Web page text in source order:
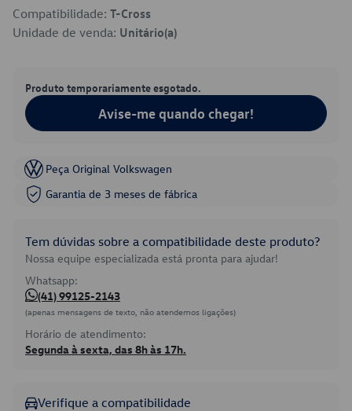
Compatibilidade: T-Cross
Unidade de venda: Unitário(a)
Produto temporariamente esgotado.
Avise-me quando chegar!
Peça Original Volkswagen
Garantia de 3 meses de fábrica
Tem dúvidas sobre a compatibilidade deste produto?
Nossa equipe especializada está pronta para ajudar!
Whatsapp:
(41) 99125-2143
(apenas mensagens de texto, não atendemos ligações)
Horário de atendimento:
Segunda à sexta, das 8h às 17h.
Verifique a compatibilidade